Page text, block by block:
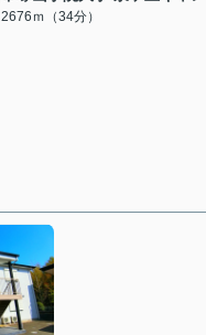
2676ｍ（34分）